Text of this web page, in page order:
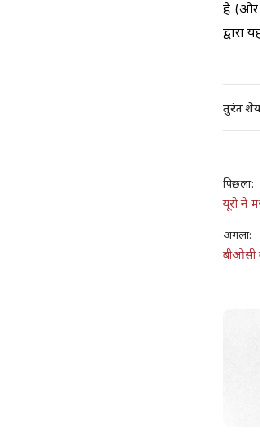
है (और
द्वारा
तुरंत
पिछला:
​यूरो ने
अगला:
बीओसी